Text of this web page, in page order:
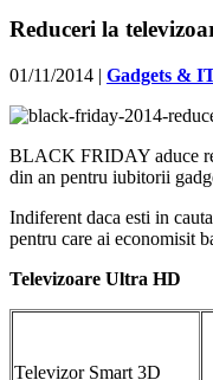
Reduceri la
01/11/2014 | Gadgets &
BLACK FRIDAY aduce
din an pentru iubitorii
Indiferent daca esti in
pentru care ai economisit
Televizoare Ultra HD
Televizor Smart 3D